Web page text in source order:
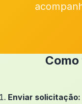
Enviar solicitação: